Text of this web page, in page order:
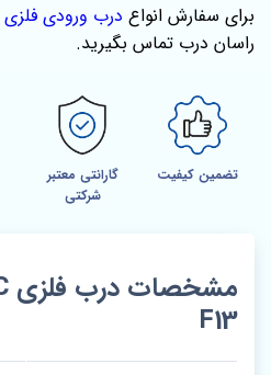
برای سفارش انواع درب ورودی فلزی
راسان درب تماس بگیرید.
تضمین کیفیت
گارانتی معتبر
شرکتی
F13